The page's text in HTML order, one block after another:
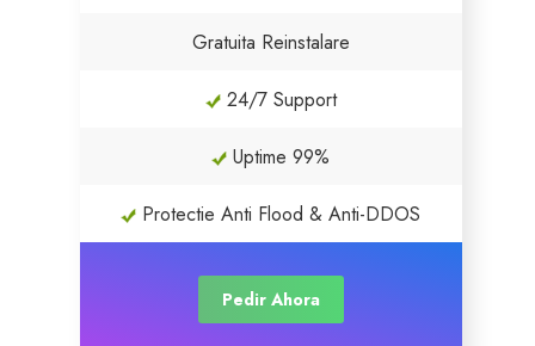
Gratuita Reinstalare
24/7 Support
Uptime 99%
Protectie Anti Flood & Anti-DDOS
Pedir Ahora